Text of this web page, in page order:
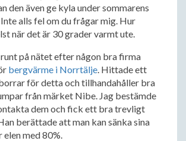
den även ge kyla under sommarens
alls fel om du frågar mig. Hur
när det är 30 grader varmt ute.
på nätet efter någon bra firma
bergvärme i Norrtälje. Hittade ett
för detta och tillhandahåller bra
från märket Nibe. Jag bestämde
dem och fick ett bra trevligt
berättade att man kan sänka sina
med 80%.